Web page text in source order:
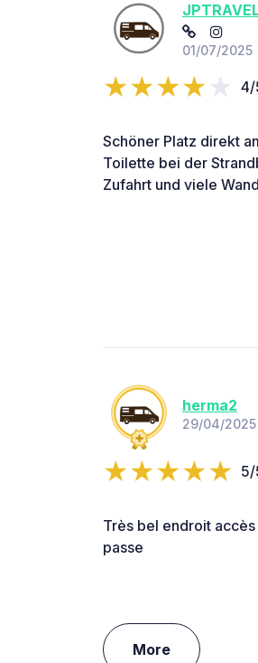
01/07/2025
4/
Schöner Platz direkt
Toilette bei der
Zufahrt und viele
herma2
29/04/2025
5/
Très bel endroit
passe
More